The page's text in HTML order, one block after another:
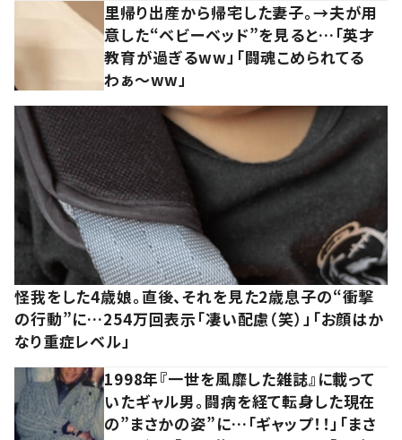
里帰り出産から帰宅した妻子。→夫が用
意した“ベビーベッド”を見ると…「英才
教育が過ぎるww」「闘魂こめられてる
わぁ～ww」
怪我をした4歳娘。直後、それを見た2歳息子の“衝撃
の行動”に…254万回表示「凄い配慮（笑）」「お顔はか
なり重症レベル」
1998年『一世を風靡した雑誌』に載って
いたギャル男。闘病を経て転身した現在
の”まさかの姿”に…「ギャップ！！」「まさ